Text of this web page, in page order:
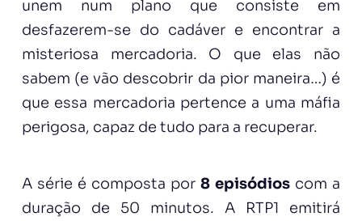
unem num plano que consiste em
desfazerem-se do cadáver e encontrar a
misteriosa mercadoria. O que elas não
sabem (e vão descobrir da pior maneira…) é
que essa mercadoria pertence a uma máfia
perigosa, capaz de tudo para a recuperar.
A série é composta por8 episódios com a
duração de 50 minutos. A RTP1 emitirá